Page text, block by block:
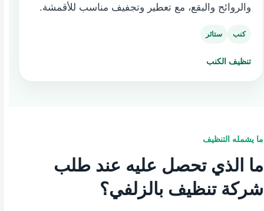
والروائح والبقع، مع تعطير وتجفيف مناسب للأقمشة.
كنب ستائر
تنظيف الكنب
ما يشمله التنظيف
ما الذي تحصل عليه عند طلب
شركة تنظيف بالزلفي؟